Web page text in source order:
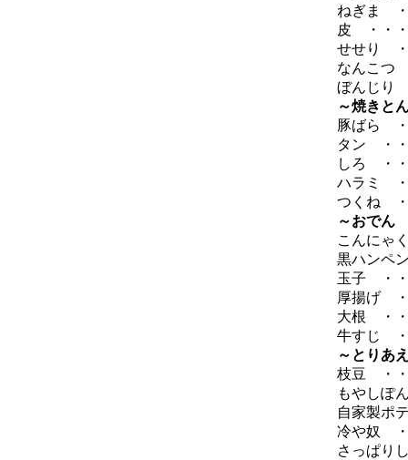
ねぎま ・
皮 ・・
せせり ・
なんこつ
ぼんじり
～焼きと
豚ばら ・
タン ・
しろ ・
ハラミ ・
つくね ・
～おでん
こんにゃ
黒ハンペ
玉子 ・・
厚揚げ ・
大根 ・・
牛すじ ・
～とりあ
枝豆 ・・
もやしぽ
自家製ポ
冷や奴 ・
さっぱり